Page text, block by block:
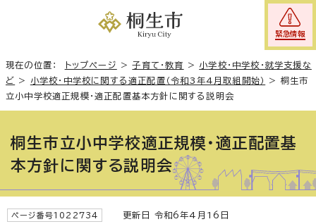
緊急情報
現在の位置： トップページ >子育て・教育 > 小学校・中学校・就学支援な
ど > 小学校・中学校に関する適正配置（令和3年4月取組開始） > 桐生市
立小中学校適正規模・適正配置基本方針に関する説明会
桐生市立小中学校適正規模・適正配置基
本方針に関する説明会
ページ番号1022734 更新日 令和6年4月16日